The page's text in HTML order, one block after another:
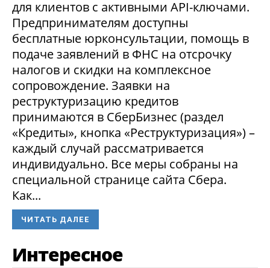
для клиентов с активными API-ключами.
Предпринимателям доступны
бесплатные юрконсультации, помощь в
подаче заявлений в ФНС на отсрочку
налогов и скидки на комплексное
сопровождение. Заявки на
реструктуризацию кредитов
принимаются в СберБизнес (раздел
«Кредиты», кнопка «Реструктуризация») –
каждый случай рассматривается
индивидуально. Все меры собраны на
специальной странице сайта Сбера.
Как...
ЧИТАТЬ ДАЛЕЕ
Интересное